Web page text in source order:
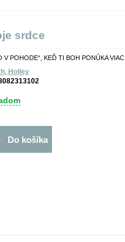
srdce
POHODE“, KEĎ TI BOH PONÚKA VIAC.
Holley
Do košíka